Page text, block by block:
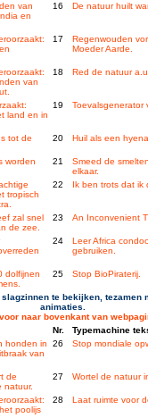
van
en
16 De natuur huilt
17
Regenwouden
Moeder Aarde.
van
18 Red de natuur
land en in
19 Toevalsgenerator
tot de
20 Huil als een
worden
21
Smeed de
elkaar.
tropisch
22 Ik ben trots dat ik
zal snel
de zee.
23 An Inconvenient
24
Leer Africa
gebruiken.
dolfijnen
25 Stop BioPiraterij.
te bekijken, tezamen
animaties.
naar bovenkant van
Nr.
Typemachine
honden in
van
26 Stop mondiale
de
natuur.
27 Wortel de natuur
poolijs
28 Laat ruimte voor